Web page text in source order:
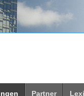
Partner